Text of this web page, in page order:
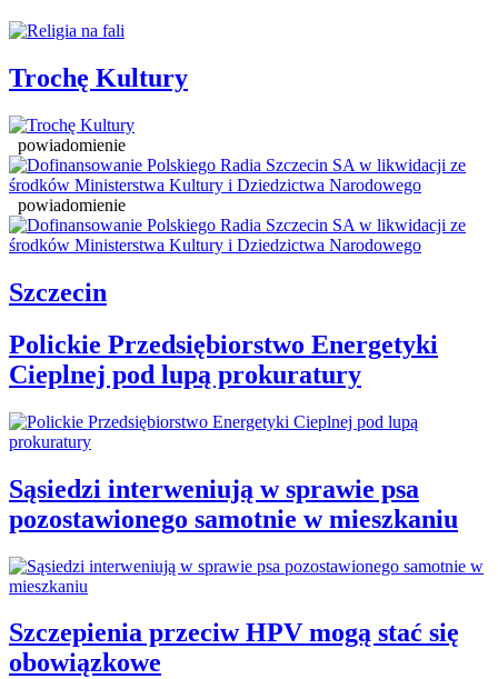
Trochę Kultury
powiadomienie
powiadomienie
Szczecin
Polickie Przedsiębiorstwo Energetyki
Cieplnej pod lupą prokuratury
Sąsiedzi interweniują w sprawie psa
pozostawionego samotnie w mieszkaniu
Szczepienia przeciw HPV mogą stać się
obowiązkowe